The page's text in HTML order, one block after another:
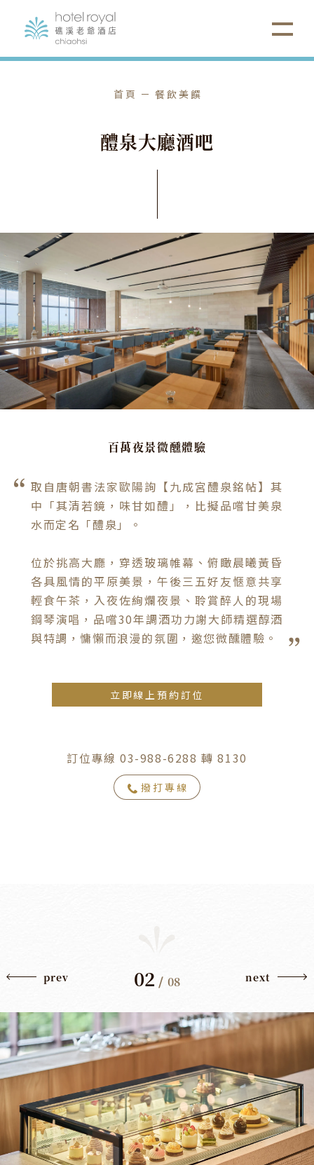
首頁 餐飲美饌
醴泉大廳酒吧
百萬夜景微醺體驗
取自唐朝書法家歐陽詢【九成宮醴泉銘帖】其
中「其清若鏡，味甘如醴」，比擬品嚐甘美泉
水而定名「醴泉」。
位於挑高大廳，穿透玻璃帷幕、俯瞰晨曦黃昏
各具風情的平原美景，午後三五好友愜意共享
輕食午茶，入夜佐絢爛夜景、聆賞醉人的現場
鋼琴演唱，品嚐30年調酒功力謝大師精選醇酒
與特調，慵懶而浪漫的氛圍，邀您微醺體驗。
立即線上預約訂位
訂位專線 03-988-6288 轉 8130
撥打專線
prev 02 /08 next